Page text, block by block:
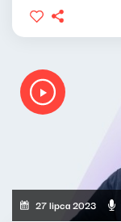
27 lipca 2023